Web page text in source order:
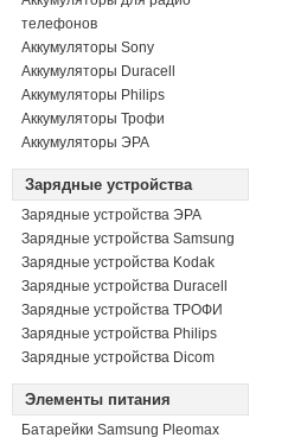
телефонов
Аккумуляторы Sony
Аккумуляторы Duracell
Аккумуляторы Philips
Аккумуляторы Трофи
Аккумуляторы ЭРА
Зарядные устройства
Зарядные устройства ЭРА
Зарядные устройства Samsung
Зарядные устройства Kodak
Зарядные устройства Duracell
Зарядные устройства ТРОФИ
Зарядные устройства Philips
Зарядные устройства Dicom
Элементы питания
Батарейки Samsung Pleomax